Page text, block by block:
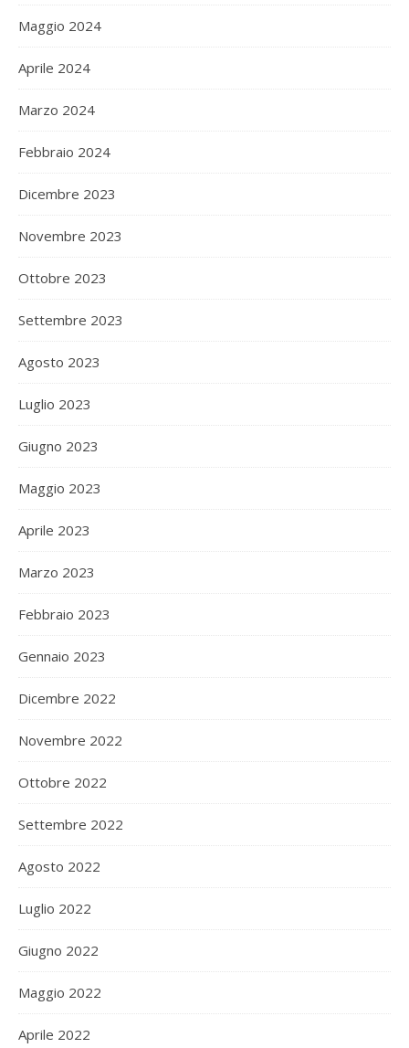
Maggio 2024
Aprile 2024
Marzo 2024
Febbraio 2024
Dicembre 2023
Novembre 2023
Ottobre 2023
Settembre 2023
Agosto 2023
Luglio 2023
Giugno 2023
Maggio 2023
Aprile 2023
Marzo 2023
Febbraio 2023
Gennaio 2023
Dicembre 2022
Novembre 2022
Ottobre 2022
Settembre 2022
Agosto 2022
Luglio 2022
Giugno 2022
Maggio 2022
Aprile 2022